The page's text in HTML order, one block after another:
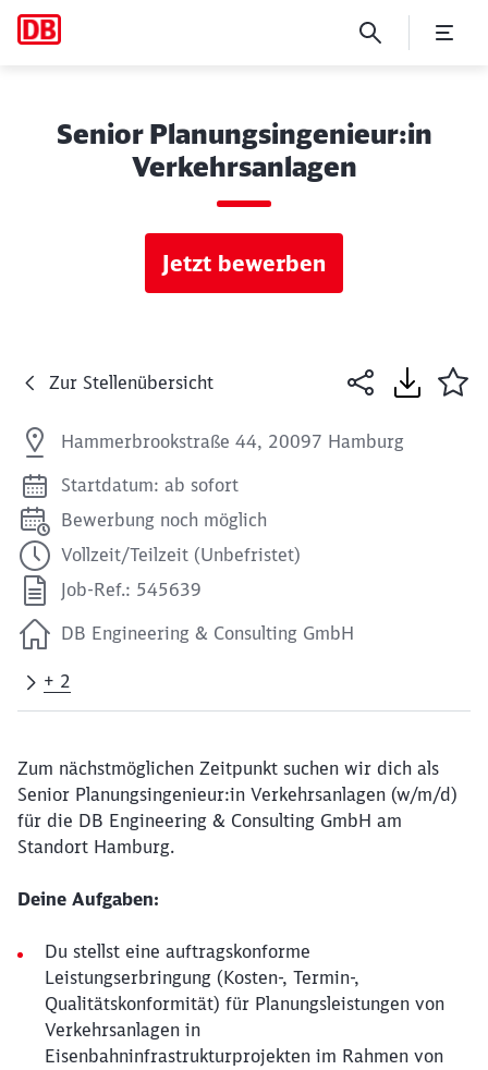
Senior Planungsingenieur:in
Verkehrsanlagen
Jetzt bewerben
Zur Stellenübersicht
Hammerbrookstraße 44, 20097 Hamburg
Startdatum: ab sofort
Bewerbung noch möglich
Vollzeit/Teilzeit (Unbefristet)
Job-Ref.: 545639
DB Engineering & Consulting GmbH
+ 2
Zum nächstmöglichen Zeitpunkt suchen wir dich als
Senior Planungsingenieur:in Verkehrsanlagen (w/m/d)
für die DB Engineering & Consulting GmbH am
Standort Hamburg.
Deine Aufgaben:
Du stellst eine auftragskonforme
Leistungserbringung (Kosten-, Termin-,
Qualitätskonformität) für Planungsleistungen von
Verkehrsanlagen in
Eisenbahninfrastrukturprojekten im Rahmen von